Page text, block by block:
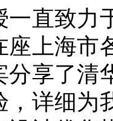
一直致力
座上海市
分享了清
，详细为